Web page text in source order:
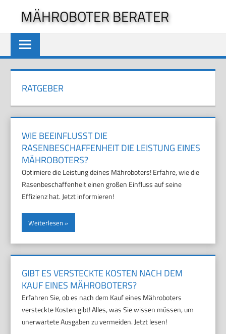
springen
MÄHROBOTER BERATER
RATGEBER
WIE BEEINFLUSST DIE
RASENBESCHAFFENHEIT DIE LEISTUNG EINES
MÄHROBOTERS?
Optimiere die Leistung deines Mähroboters! Erfahre, wie die
Rasenbeschaffenheit einen großen Einfluss auf seine
Effizienz hat. Jetzt informieren!
Weiterlesen
GIBT ES VERSTECKTE KOSTEN NACH DEM
KAUF EINES MÄHROBOTERS?
Erfahren Sie, ob es nach dem Kauf eines Mähroboters
versteckte Kosten gibt! Alles, was Sie wissen müssen, um
unerwartete Ausgaben zu vermeiden. Jetzt lesen!